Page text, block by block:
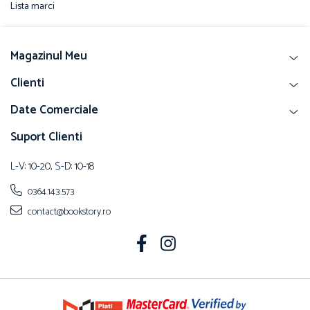
Vouchere Cadou
Lista marci
Magazinul Meu
Clienti
Date Comerciale
Suport Clienti
L-V: 10-20, S-D: 10-18
0364.143.573
contact@bookstory.ro